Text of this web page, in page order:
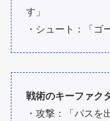
す」
・シュート：「ゴ
戦術のキーファク
・攻撃：「パスを